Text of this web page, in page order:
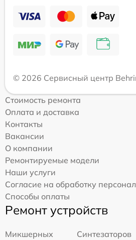
© 2026 Сервисный центр
Стоимость ремонта
Оплата и доставка
Контакты
Вакансии
О компании
Ремонтируемые модели
Наши услуги
Согласие на обработку
Способы оплаты
Ремонт устройств
Микшерных
Синтезаторов